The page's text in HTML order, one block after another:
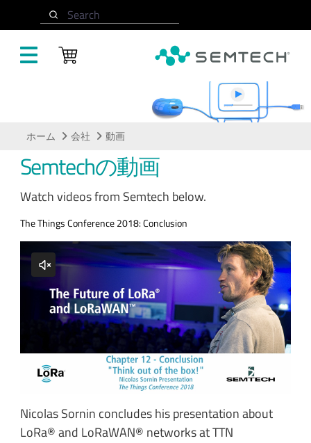
Search
ホーム 会社 動画
Semtechの動画
Watch videos from Semtech below.
The Things Conference 2018: Conclusion
Nicolas Sornin concludes his presentation about
LoRa® and LoRaWAN® networks at TTN